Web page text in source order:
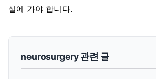
실에 가야 합니다.
neurosurgery 관련 글